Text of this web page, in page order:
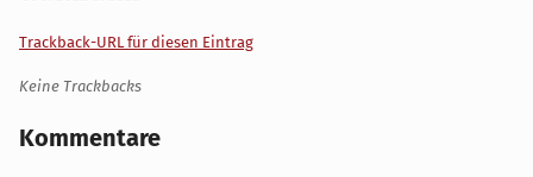
Trackback-URL für diesen Eintrag
Keine Trackbacks
Kommentare